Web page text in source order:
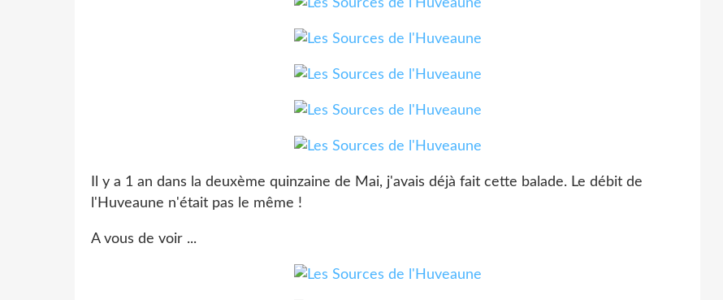
Il y a 1 an dans la deuxème quinzaine de Mai, j'avais déjà fait cette balade. Le débit de
l'Huveaune n'était pas le même !
A vous de voir ...